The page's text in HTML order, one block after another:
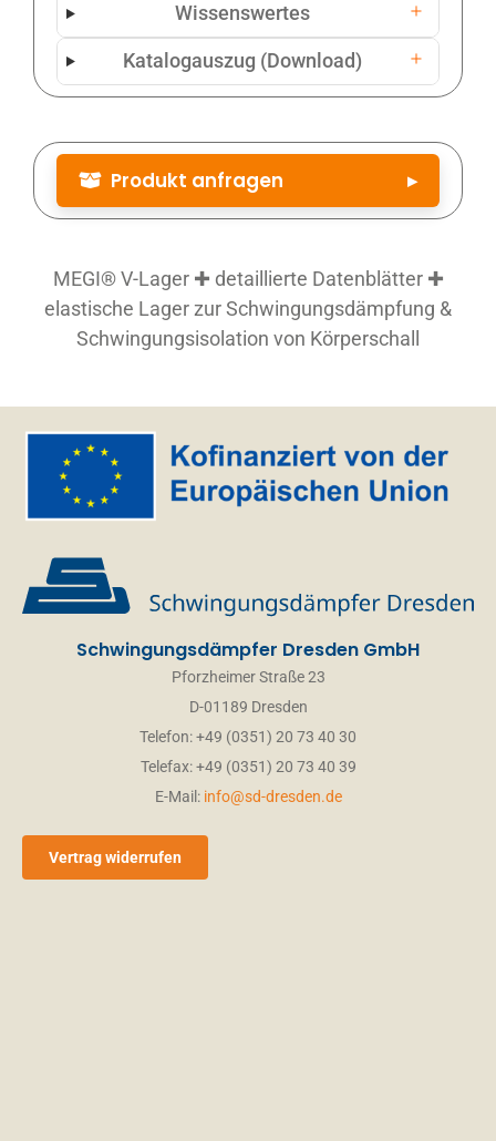
Wissenswertes
Katalogauszug (Download)
Produkt anfragen ▸
Artikelnummer
Firma
Straße Nr.
Email*
MEGI® V-Lager ✚ detaillierte Datenblätter ✚
elastische Lager zur Schwingungsdämpfung &
Schwingungsisolation von Körperschall
Schwingungsdämpfer Dresden GmbH
Pforzheimer Straße 23
D-01189 Dresden
Telefon: +49 (0351) 20 73 40 30
Telefax: +49 (0351) 20 73 40 39
E-Mail: info@sd-dresden.de
Vertrag widerrufen